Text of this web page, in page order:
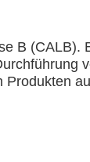
B (CALB).